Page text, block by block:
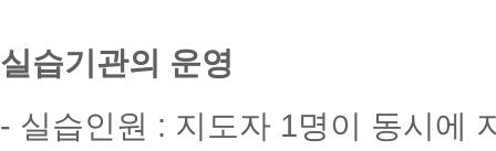
실습기관의 운영
- 실습인원 : 지도자 1명이 동시에